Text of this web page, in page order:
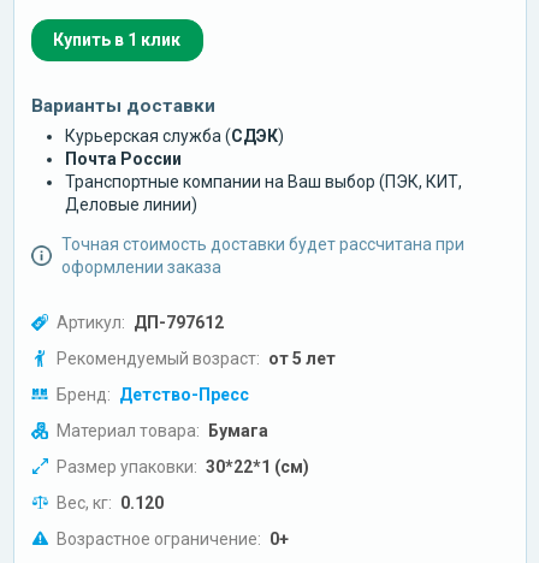
Купить в 1 клик
Варианты доставки
Курьерская служба (СДЭК)
Почта России
Транспортные компании на Ваш выбор (ПЭК, КИТ,
Деловые линии)
Точная стоимость доставки будет рассчитана при
оформлении заказа
Артикул: ДП-797612
Рекомендуемый возраст: от 5 лет
Бренд: Детство-Пресс
Материал товара: Бумага
Размер упаковки: 30*22*1 (см)
Вес, кг: 0.120
Возрастное ограничение: 0+